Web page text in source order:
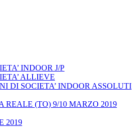
INDOOR J/P
ALLIEVE
DI SOCIETA’ INDOOR ASSOLUTI
REALE (TO) 9/10 MARZO 2019
2019